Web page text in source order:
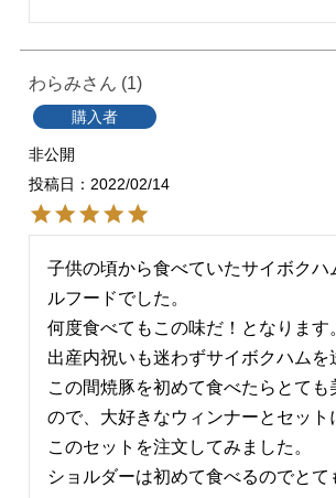
わらみ 1
購入者
非公開
投稿日
2022/02/14
子供の頃から食べていたサイボクハ
ルフードでした。
何度食べてもこの味だ！となります
出産内祝いも迷わずサイボクハムを
この間焼豚を初めて食べたらとても
ので、大好きなウィンナーとセット
このセットを注文してみました。
ショルダーは初めて食べるのでとて